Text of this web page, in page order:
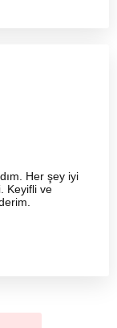
Her şey iyi
Keyifli ve